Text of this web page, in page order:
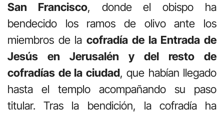
San Francisco, donde el obispo ha
bendecido los ramos de olivo ante los
miembros de lacofradía de la Entrada de
Jesús en Jerusalén y del resto de
cofradías de la ciudad, que habían llegado
hasta el templo acompañando su paso
titular. Tras la bendición, la cofradía ha